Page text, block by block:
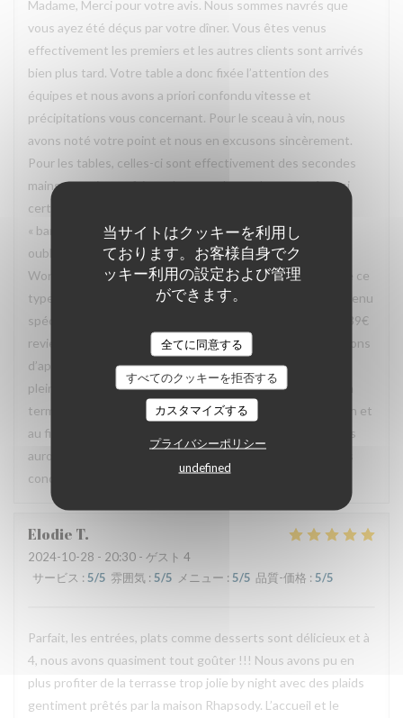
当サイトはクッキーを利用し
ております。お客様自身でク
ッキー利用の設定および管理
ができます。
全てに同意する
すべてのクッキーを拒否する
カスタマイズする
プライバシーポリシー
undefined
Madame, Merci pour votre avis. Nous sommes navrés que
vous ayez été déçus par votre dîner. Vous êtes venus
effectivement les premiers et les autres clients sont arrivés
bien plus tard. Votre table a donc fixée l’attention des
équipes et nous avons a priori confondu vitesse et
précipitations vous concernant. Pour le sceau à vin, nous
avons noté votre point et nous en excusons sincèrement.
Pour les tables, celles-ci sont effectivement des secondes
mains, ce qui peut faire selon nous leurs charmes même si
certaines peuvent être considérées dans leur jus, voire
« bancales » même si stables. Un point cependant: vous
oubliez de mentionner que vous avez exercé un bon
Wonderbox. Sachez que bon nombre de restaurant refuse ce
type de bon le vendredi soir et vous oblige à prendre un menu
spécifique (car il faut savoir que sur les 59€ de bon, seuls 39€
reviennent au restaurant. De notre côté, nous nous refusons
d’appliquer ce genre de politique pour vous faire profiter
pleinement du restaurant. Nous allons d’ailleurs mettre un
terme à ce partenariat car celui-ci ne rempli pas sa fonction et
au final coûte cher au restaurant. Nous espérons que nous
aurons tout de même l’occasion de vous recevoir dans des
conditions plus agréables pour vous.
Elodie T
2024-10-28 - 20:30 - ゲスト 4
サービス : 5/5 雰囲気 : 5/5 メニュー : 5/5 品質-価格 : 5/5
Parfait, les entrées, plats comme desserts sont délicieux et à
4, nous avons quasiment tout goûter !!! Nous avons pu en
plus profiter de la terrasse trop jolie by night avec des plaids
gentiment prêtés par la maison Rhapsody. L’accueil et le